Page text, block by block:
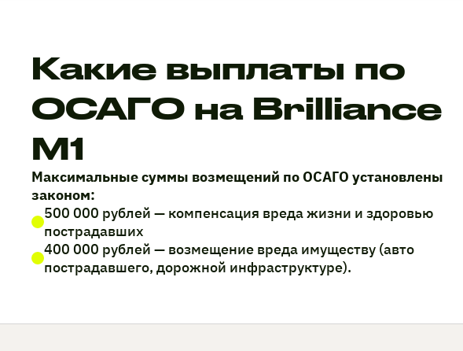
Какие выплаты по
ОСАГО на Brilliance
M1
Максимальные суммы возмещений по ОСАГО установлены
законом:
500 000 рублей — компенсация вреда жизни и здоровью
пострадавших
400 000 рублей — возмещение вреда имуществу (авто
пострадавшего, дорожной инфраструктуре).